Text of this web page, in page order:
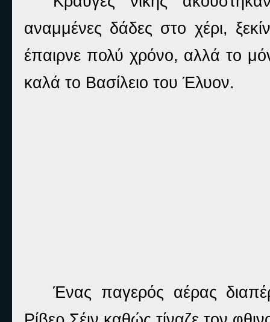
αναμμένες δάδες στο χέρι,
έπαιρνε πολύ χρόνο, αλλά το
καλά το Βασίλειο του Έλυον.
Ένας παγερός αέρας